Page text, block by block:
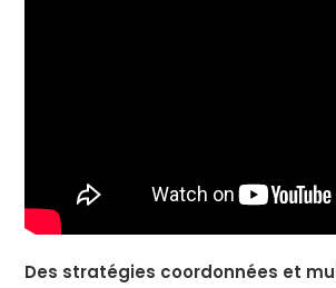
Des stratégies coordonnées et